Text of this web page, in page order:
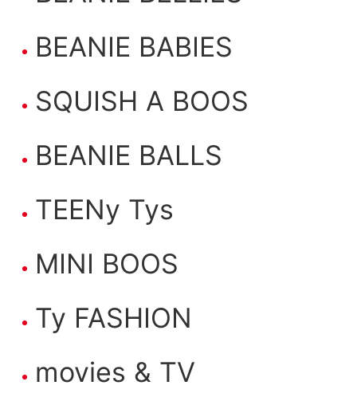
BEANIE BABIES
SQUISH A BOOS
BEANIE BALLS
TEENy Tys
MINI BOOS
Ty FASHION
movies & TV